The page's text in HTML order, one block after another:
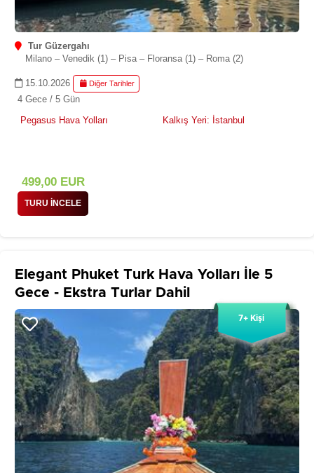
Tur Güzergahı
Milano – Venedik (1) – Pisa – Floransa (1) – Roma (2)
15.10.2026 Diğer Tarihler
4 Gece / 5 Gün
Pegasus Hava Yolları
Kalkış Yeri: İstanbul
499,00EUR
TURU İNCELE
Elegant Phuket Turk Hava Yolları İle 5
Gece - Ekstra Turlar Dahil
7+ Kişi